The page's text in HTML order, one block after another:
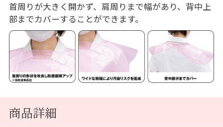
首周りが大きく開かず、肩周りまで幅があり、背中上
部までカバーすることができます。
商品詳細